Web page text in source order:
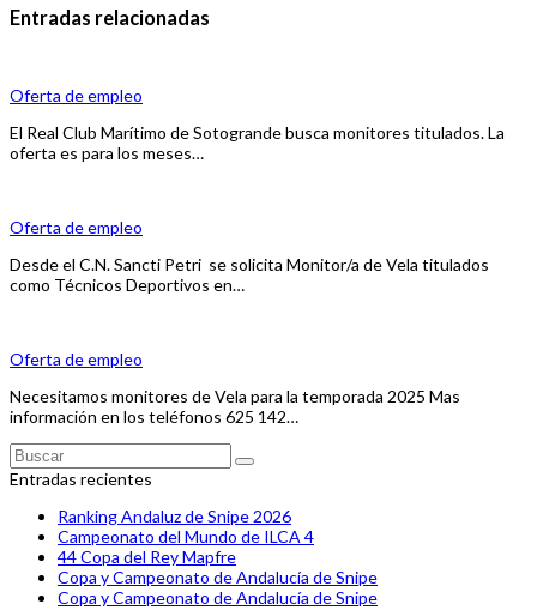
Entradas relacionadas
Oferta de empleo
El Real Club Marítimo de Sotogrande busca monitores titulados. La
oferta es para los meses…
Oferta de empleo
Desde el C.N. Sancti Petri se solicita Monitor/a de Vela titulados
como Técnicos Deportivos en…
Oferta de empleo
Necesitamos monitores de Vela para la temporada 2025 Mas
información en los teléfonos 625 142…
Buscar
Enviar
Entradas recientes
Ranking Andaluz de Snipe 2026
Campeonato del Mundo de ILCA 4
44 Copa del Rey Mapfre
Copa y Campeonato de Andalucía de Snipe
Copa y Campeonato de Andalucía de Snipe